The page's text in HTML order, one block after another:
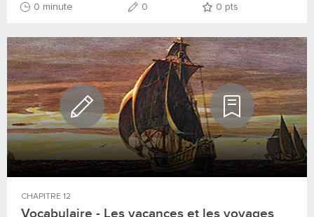
0 minute 0 0 pts
CHAPITRE 12